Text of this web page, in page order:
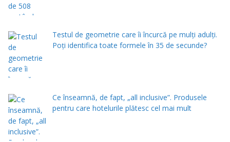
Testul de geometrie care îi încurcă pe mulți adulți.
Poți identifica toate formele în 35 de secunde?
Ce înseamnă, de fapt, „all inclusive”. Produsele
pentru care hotelurile plătesc cel mai mult